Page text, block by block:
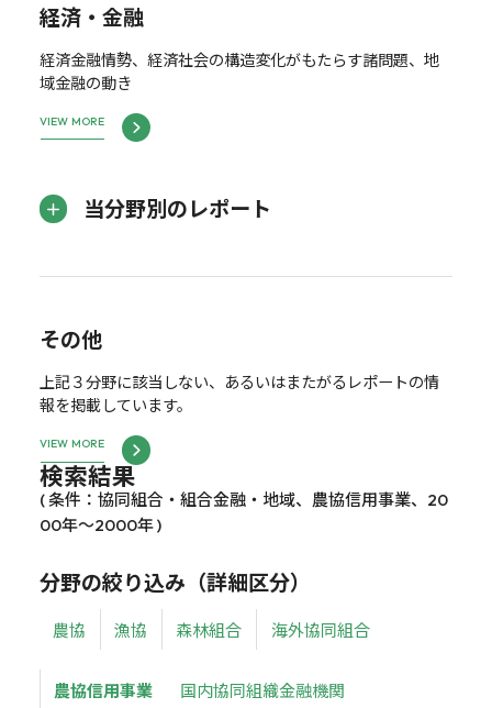
経済・金融
経済金融情勢、経済社会の構造変化がもたらす諸問題、地
域金融の動き
VIEW MORE
当分野別のレポート
その他
上記３分野に該当しない、あるいはまたがるレポートの情
報を掲載しています。
VIEW MORE
検索結果
( 条件：協同組合・組合金融・地域、農協信用事業、20
00年～2000年 )
分野の絞り込み（詳細区分）
農協 漁協 森林組合 海外協同組合
農協信用事業 国内協同組織金融機関